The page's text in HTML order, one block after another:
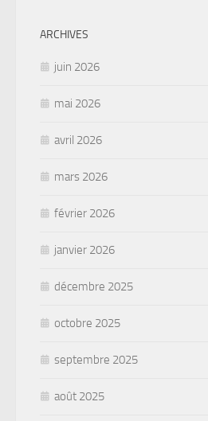
ARCHIVES
juin 2026
mai 2026
avril 2026
mars 2026
février 2026
janvier 2026
décembre 2025
octobre 2025
septembre 2025
août 2025